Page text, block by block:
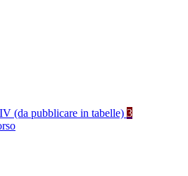
(da pubblicare in tabelle) 3